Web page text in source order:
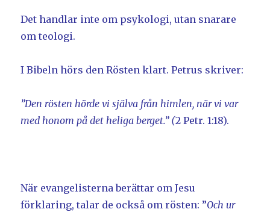
Det handlar inte om psykologi, utan snarare
om teologi.
I Bibeln hörs den Rösten klart. Petrus skriver:
”Den rösten hörde vi själva från himlen, när vi var
med honom på det heliga berget.” (2 Petr. 1:18).
När evangelisterna berättar om Jesu
förklaring, talar de också om rösten: ”Och ur